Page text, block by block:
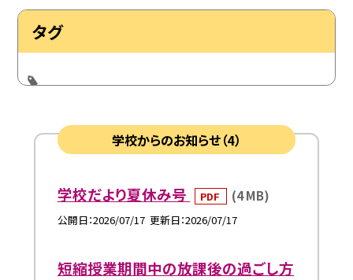
タグ
学校からのお知らせ（4）
学校だより夏休み号 PDF (4 MB)
公開日 2026/07/17 更新日 2026/07/17
短縮授業期間中の放課後の過ごし方